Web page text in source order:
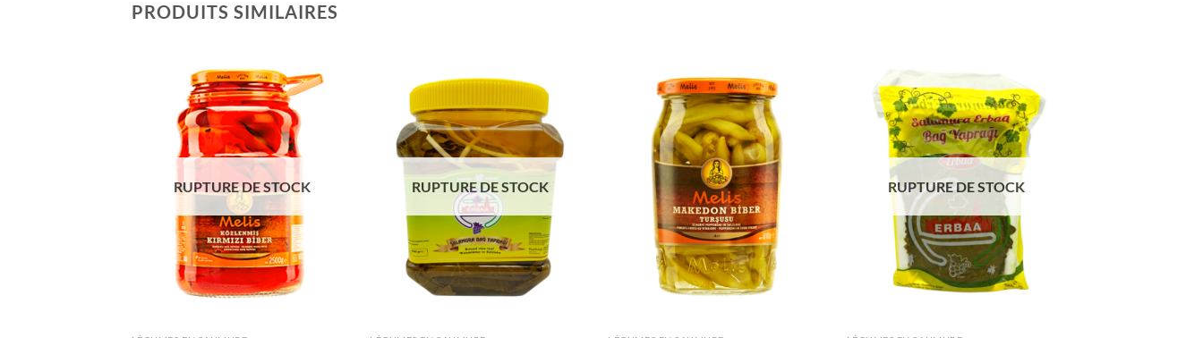
PRODUITS SIMILAIRES
Ajouter
souhaits
RUPTURE DE STOCK
Ajouter
à la liste
souhaits
RUPTURE DE STOCK
Ajouter
souhaits
Ajouter
à la liste
de
souhaits
RUPTURE DE STOCK